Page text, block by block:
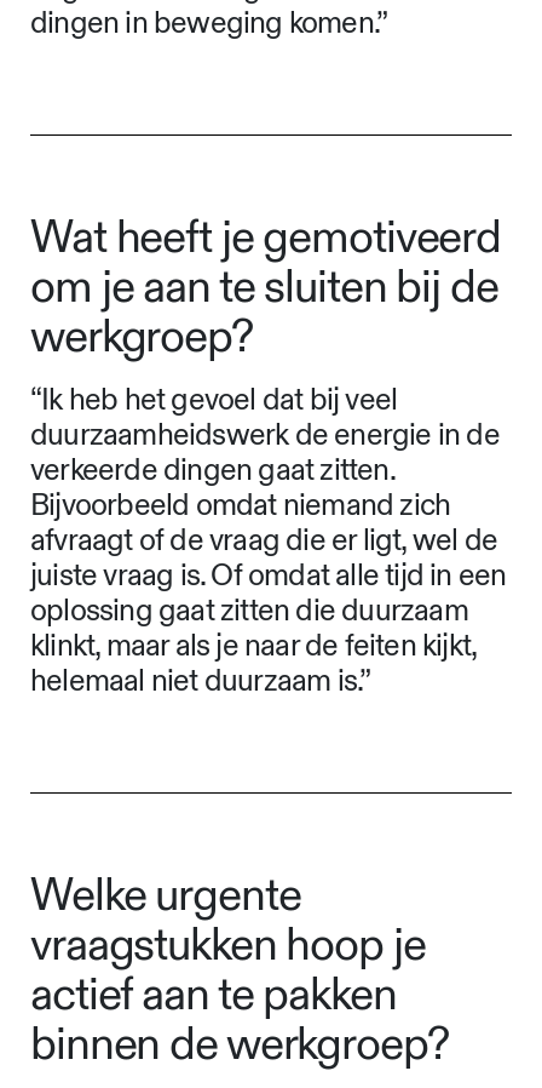
dingen in beweging komen.”
Wat heeft je gemotiveerd
om je aan te sluiten bij de
werkgroep?
“Ik heb het gevoel dat bij veel
duurzaamheidswerk de energie in de
verkeerde dingen gaat zitten.
Bijvoorbeeld omdat niemand zich
afvraagt of de vraag die er ligt, wel de
juiste vraag is. Of omdat alle tijd in een
oplossing gaat zitten die duurzaam
klinkt, maar als je naar de feiten kijkt,
helemaal niet duurzaam is.”
Welke urgente
vraagstukken hoop je
actief aan te pakken
binnen de werkgroep?